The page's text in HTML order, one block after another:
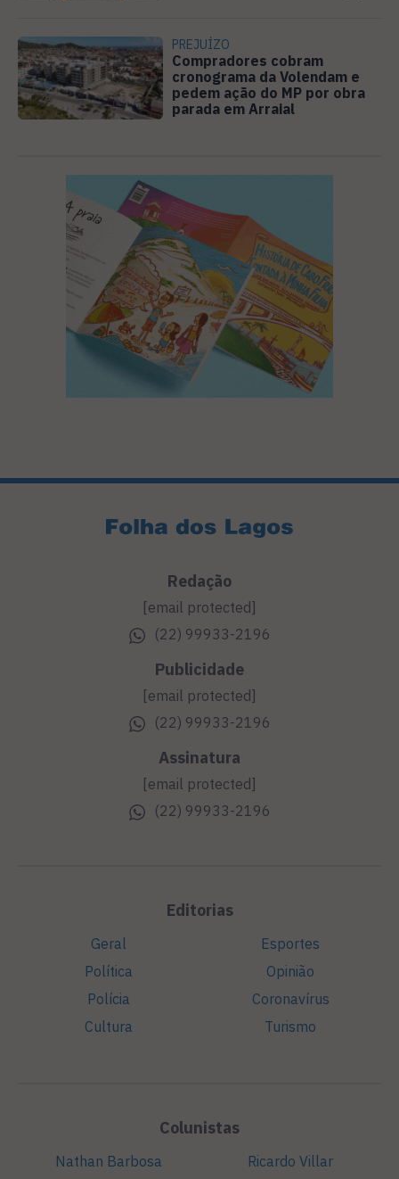
PREJUÍZO
Compradores cobram
cronograma da Volendam e
pedem ação do MP por obra
parada em Arraial
Redação
[email protected]
(22) 99933-2196
Publicidade
[email protected]
(22) 99933-2196
Assinatura
[email protected]
(22) 99933-2196
Editorias
Geral
Política
Polícia
Cultura
Esportes
Opinião
Coronavírus
Turismo
Colunistas
Nathan Barbosa
Ricardo Villar